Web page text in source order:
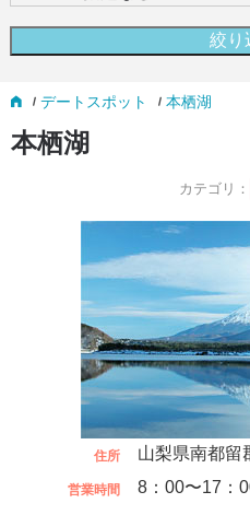
デートスポット 本栖湖
本栖湖
カテゴリ：
住所 山梨県南都留
営業時間 8：00〜17：